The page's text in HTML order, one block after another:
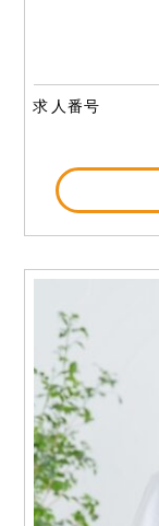
求人番号